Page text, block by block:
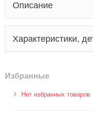
Описание
Характеристики,
Избранные
Нет избранных товаров